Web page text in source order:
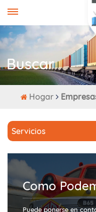
Buscar
Hogar
Servicios
Como
Puede ponerse en